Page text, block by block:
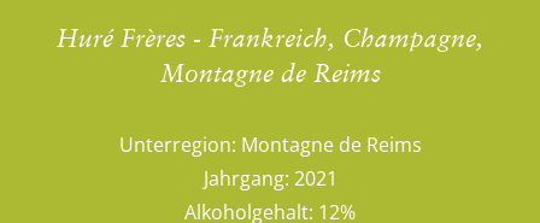
Huré Frères - Frankreich, Champagne,
Montagne de Reims
Unterregion: Montagne de Reims
Jahrgang: 2021
Alkoholgehalt: 12%